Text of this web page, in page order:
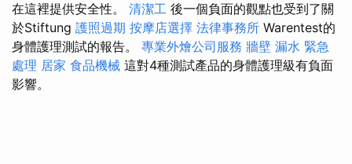
在這裡提供安全性。 清潔工 後一個負面的觀點也受到了關
於Stiftung 護照過期 按摩店選擇 法律事務所 Warentest的
身體護理測試的報告。 專業外燴公司服務 牆壁 漏水 緊急
處理 居家 食品機械 這對4種測試產品的身體護理級有負面
影響。